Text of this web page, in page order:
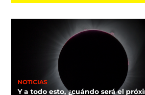
NOTICIAS
Y a todo esto, ¿cuándo será el